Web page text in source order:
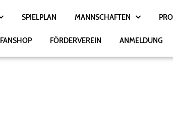
SPIELPLAN MANNSCHAFTEN
FANSHOP FÖRDERVEREIN ANMELDUNG